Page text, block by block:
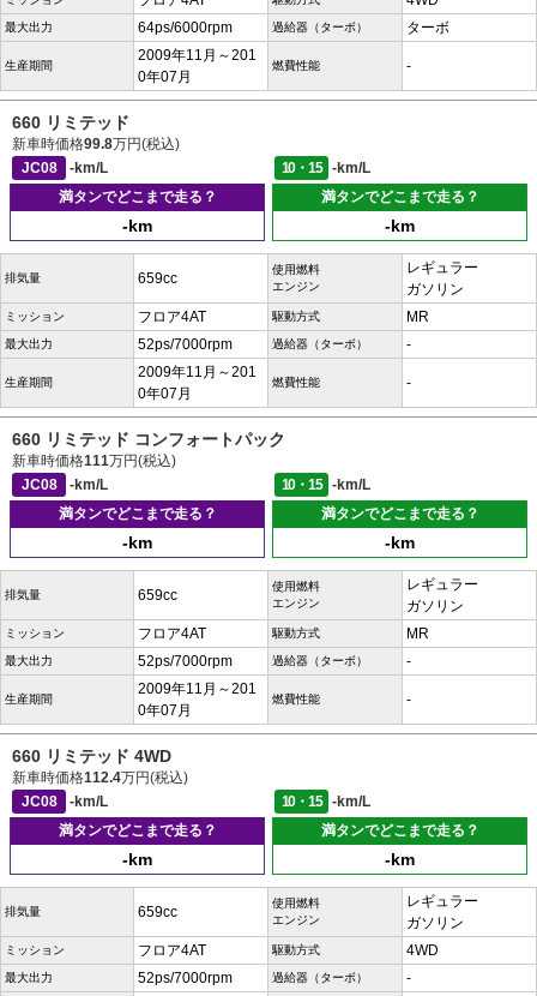
最大出力 64ps/6000rpm 過給器（ターボ） ターボ
生産期間
2009年11月～201
0年07月
燃費性能 -
660 リミテッド
新車時価格99.8万円(税込)
JC08
-km/L 10・15
-km/L
満タンでどこまで走る？
-km
満タンでどこまで走る？
-km
排気量 659cc
使用燃料
エンジン
レギュラー
ガソリン
ミッション フロア4AT 駆動方式 MR
最大出力 52ps/7000rpm 過給器（ターボ） -
生産期間
2009年11月～201
0年07月
燃費性能 -
660 リミテッド コンフォートパック
新車時価格111万円(税込)
JC08
-km/L 10・15
-km/L
満タンでどこまで走る？
-km
満タンでどこまで走る？
-km
排気量 659cc
使用燃料
エンジン
レギュラー
ガソリン
ミッション フロア4AT 駆動方式 MR
最大出力 52ps/7000rpm 過給器（ターボ） -
生産期間
2009年11月～201
0年07月
燃費性能 -
660 リミテッド 4WD
新車時価格112.4万円(税込)
JC08
-km/L 10・15
-km/L
満タンでどこまで走る？
-km
満タンでどこまで走る？
-km
排気量 659cc
使用燃料
エンジン
レギュラー
ガソリン
ミッション フロア4AT 駆動方式 4WD
最大出力 52ps/7000rpm 過給器（ターボ） -